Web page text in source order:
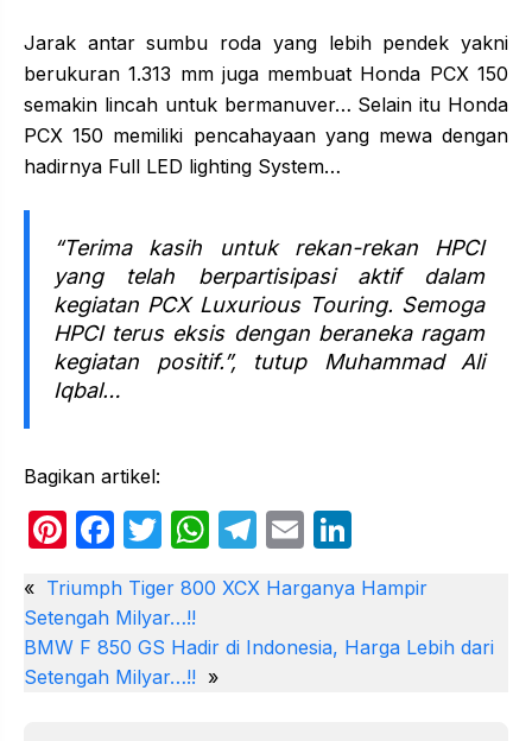
Jarak antar sumbu roda yang lebih pendek yakni
berukuran 1.313 mm juga membuat Honda PCX 150
semakin lincah untuk bermanuver… Selain itu Honda
PCX 150 memiliki pencahayaan yang mewa dengan
hadirnya Full LED lighting System…
“Terima kasih untuk rekan-rekan HPCI
yang telah berpartisipasi aktif dalam
kegiatan PCX Luxurious Touring. Semoga
HPCI terus eksis dengan beraneka ragam
kegiatan positif.”, tutup Muhammad Ali
Iqbal…
Bagikan artikel:
Pi
er
e
st
F
c
e
b
T
itt
er
W
at
s
A
T
e
gr
E
ail k
e
« Triumph Tiger 800 XCX Harganya Hampir
Setengah Milyar…!!
BMW F 850 GS Hadir di Indonesia, Harga Lebih dari
Setengah Milyar…!! »